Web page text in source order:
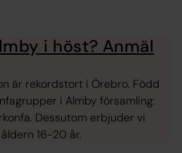
i höst? Anmäl
är rekordstort i Örebro. Född
i Almby församling:
Dessutom erbjuder vi
16-20 år.